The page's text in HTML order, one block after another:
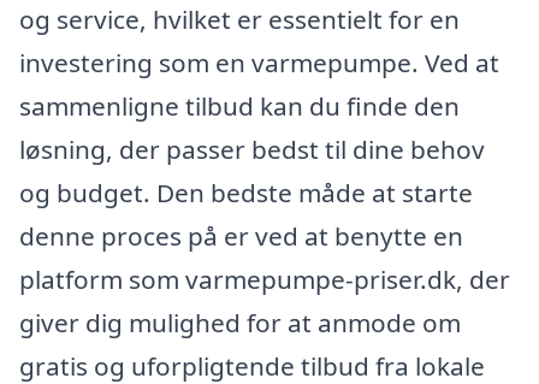
og service, hvilket er essentielt for en
investering som en varmepumpe. Ved at
sammenligne tilbud kan du finde den
løsning, der passer bedst til dine behov
og budget. Den bedste måde at starte
denne proces på er ved at benytte en
platform som varmepumpe-priser.dk, der
giver dig mulighed for at anmode om
gratis og uforpligtende tilbud fra lokale